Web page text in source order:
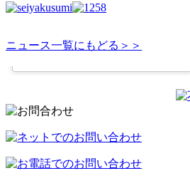
ニュース一覧にもどる＞＞